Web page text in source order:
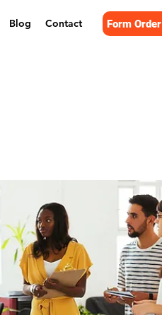
Blog Contact Form Order